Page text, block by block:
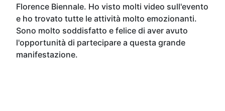
Florence Biennale. Ho visto molti video sull'evento
e ho trovato tutte le attività molto emozionanti.
Sono molto soddisfatto e felice di aver avuto
l'opportunità di partecipare a questa grande
manifestazione.